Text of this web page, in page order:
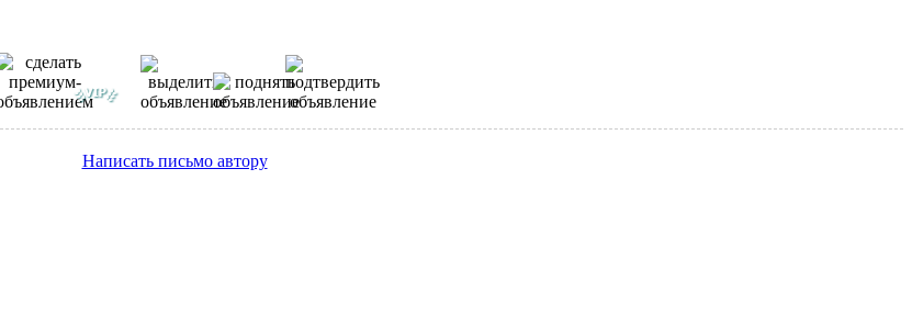
Написать письмо автору